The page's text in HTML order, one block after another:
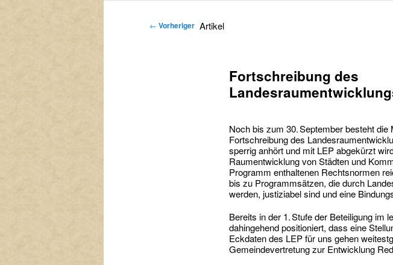
Artikel
← Vorheriger
Fortschreibung des
Noch bis zum 30. September besteht
Fortschreibung des
sperrig anhört und mit LEP abgekürzt
Raumentwicklung von Städten und
Programm enthaltenen Rechtsnormen
bis zu Programmsätzen, die durch
werden, justiziabel sind und eine
Bereits in der 1. Stufe der Beteiligung im
dahingehend positioniert, dass eine
Eckdaten des LEP für uns gehen
Gemeindevertretung zur Entwicklung